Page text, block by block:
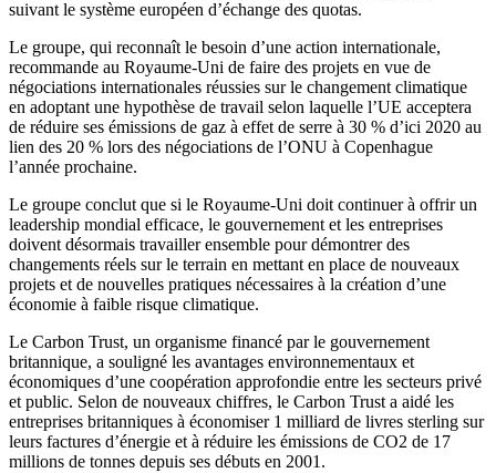
suivant le système européen d’échange des quotas.
Le groupe, qui reconnaît le besoin d’une action internationale,
recommande au Royaume-Uni de faire des projets en vue de
négociations internationales réussies sur le changement climatique
en adoptant une hypothèse de travail selon laquelle l’UE acceptera
de réduire ses émissions de gaz à effet de serre à 30 % d’ici 2020 au
lien des 20 % lors des négociations de l’ONU à Copenhague
l’année prochaine.
Le groupe conclut que si le Royaume-Uni doit continuer à offrir un
leadership mondial efficace, le gouvernement et les entreprises
doivent désormais travailler ensemble pour démontrer des
changements réels sur le terrain en mettant en place de nouveaux
projets et de nouvelles pratiques nécessaires à la création d’une
économie à faible risque climatique.
Le Carbon Trust, un organisme financé par le gouvernement
britannique, a souligné les avantages environnementaux et
économiques d’une coopération approfondie entre les secteurs privé
et public. Selon de nouveaux chiffres, le Carbon Trust a aidé les
entreprises britanniques à économiser 1 milliard de livres sterling sur
leurs factures d’énergie et à réduire les émissions de CO2 de 17
millions de tonnes depuis ses débuts en 2001.